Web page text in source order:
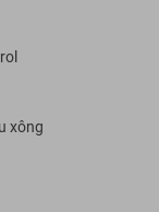
xông